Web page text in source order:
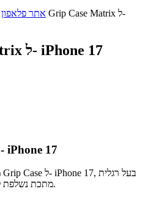
אתר פלאפון
כיסוי Grip Case Matrix ל- iPhone 17
כיסוי Grip Case Matrix ל- iPhone 17
מתכת נשלפת להעמדת המכשיר אופקית ואנכית.